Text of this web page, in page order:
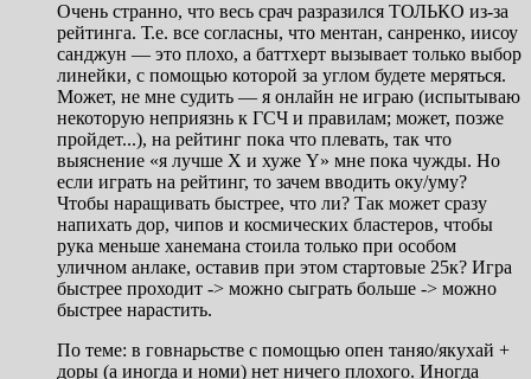
Очень странно, что весь срач разразился ТОЛЬКО из-за
рейтинга. Т.е. все согласны, что ментан, санренко, иисоу
санджун — это плохо, а баттхерт вызывает только выбор
линейки, с помощью которой за углом будете меряться.
Может, не мне судить — я онлайн не играю (испытываю
некоторую неприязнь к ГСЧ и правилам; может, позже
пройдет...), на рейтинг пока что плевать, так что
выяснение «я лучше Х и хуже Y» мне пока чужды. Но
если играть на рейтинг, то зачем вводить оку/уму?
Чтобы наращивать быстрее, что ли? Так может сразу
напихать дор, чипов и космических бластеров, чтобы
рука меньше ханемана стоила только при особом
уличном анлаке, оставив при этом стартовые 25к? Игра
быстрее проходит -> можно сыграть больше -> можно
быстрее нарастить.
По теме: в говнарьстве с помощью опен таняо/якухай +
доры (а иногда и номи) нет ничего плохого. Иногда